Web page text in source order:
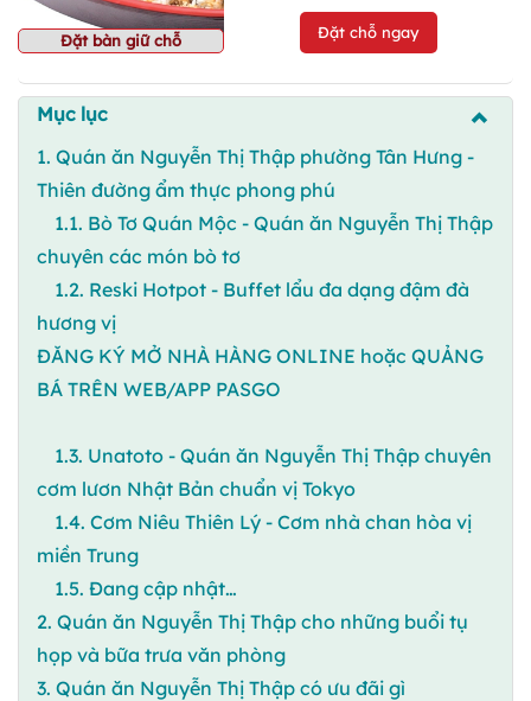
Đặt bàn giữ chỗ Đặt chỗ ngay
Mục lục
1. Quán ăn Nguyễn Thị Thập phường Tân Hưng -
Thiên đường ẩm thực phong phú
1.1. Bò Tơ Quán Mộc - Quán ăn Nguyễn Thị Thập
chuyên các món bò tơ
1.2. Reski Hotpot - Buffet lẩu đa dạng đậm đà
hương vị
ĐĂNG KÝ MỞ NHÀ HÀNG ONLINE hoặc QUẢNG
BÁ TRÊN WEB/APP PASGO
1.3. Unatoto - Quán ăn Nguyễn Thị Thập chuyên
cơm lươn Nhật Bản chuẩn vị Tokyo
1.4. Cơm Niêu Thiên Lý - Cơm nhà chan hòa vị
miền Trung
1.5. Đang cập nhật…
2. Quán ăn Nguyễn Thị Thập cho những buổi tụ
họp và bữa trưa văn phòng
3. Quán ăn Nguyễn Thị Thập có ưu đãi gì